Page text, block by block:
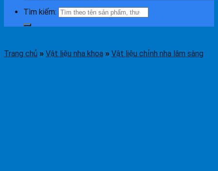
Tìm kiếm:
Trang chủ » Vật liệu nha khoa » Vật liệu chỉnh nha lâm sàng